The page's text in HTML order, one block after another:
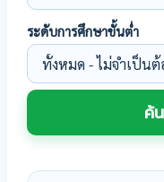
ระดับการศึกษาขั้นต่ำ